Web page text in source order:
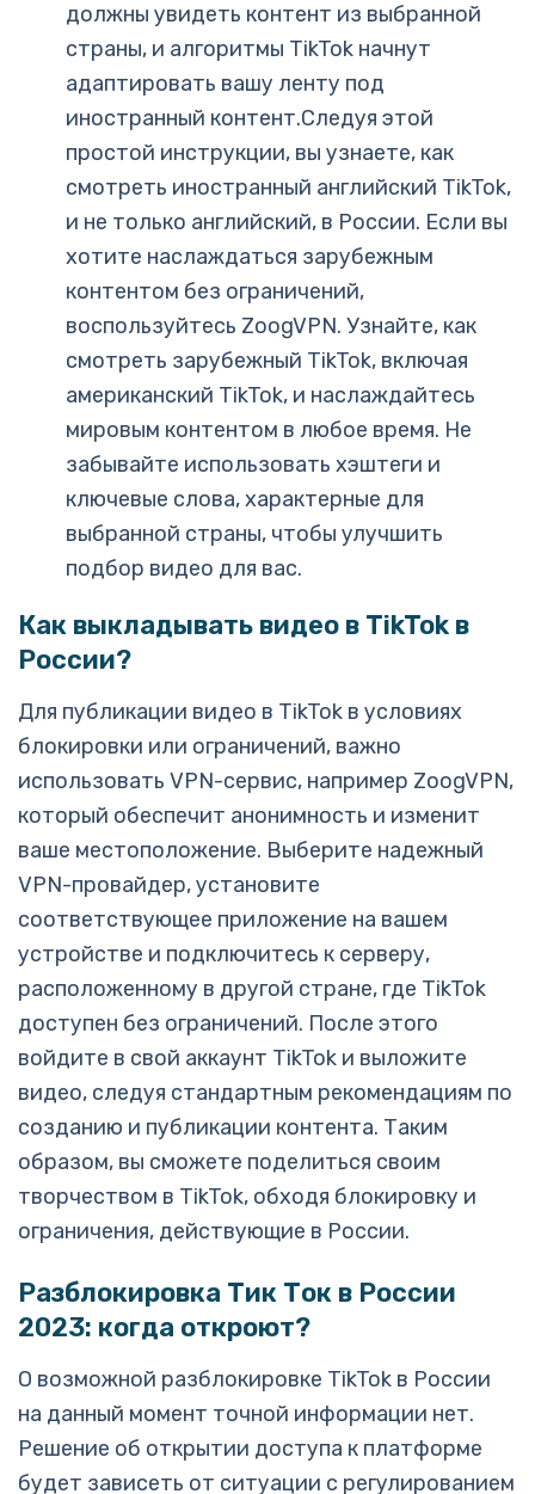
должны увидеть контент из выбранной
страны, и алгоритмы TikTok начнут
адаптировать вашу ленту под
иностранный контент.Следуя этой
простой инструкции, вы узнаете, как
смотреть иностранный английский TikTok,
и не только английский, в России. Если вы
хотите наслаждаться зарубежным
контентом без ограничений,
воспользуйтесь ZoogVPN. Узнайте, как
смотреть зарубежный TikTok, включая
американский TikTok, и наслаждайтесь
мировым контентом в любое время. Не
забывайте использовать хэштеги и
ключевые слова, характерные для
выбранной страны, чтобы улучшить
подбор видео для вас.
Как выкладывать видео в TikTok в
России?
Для публикации видео в TikTok в условиях
блокировки или ограничений, важно
использовать VPN-сервис, например ZoogVPN,
который обеспечит анонимность и изменит
ваше местоположение. Выберите надежный
VPN-провайдер, установите
соответствующее приложение на вашем
устройстве и подключитесь к серверу,
расположенному в другой стране, где TikTok
доступен без ограничений. После этого
войдите в свой аккаунт TikTok и выложите
видео, следуя стандартным рекомендациям по
созданию и публикации контента. Таким
образом, вы сможете поделиться своим
творчеством в TikTok, обходя блокировку и
ограничения, действующие в России.
Разблокировка Тик Ток в России
2023: когда откроют?
О возможной разблокировке TikTok в России
на данный момент точной информации нет.
Решение об открытии доступа к платформе
будет зависеть от ситуации с регулированием